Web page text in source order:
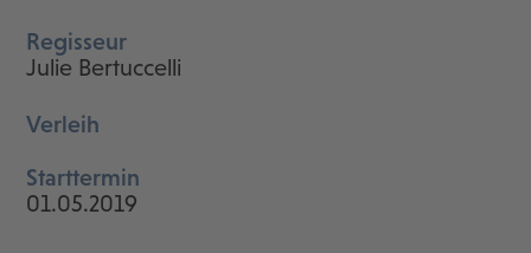
Regisseur
Julie Bertuccelli
Verleih
Starttermin
01.05.2019